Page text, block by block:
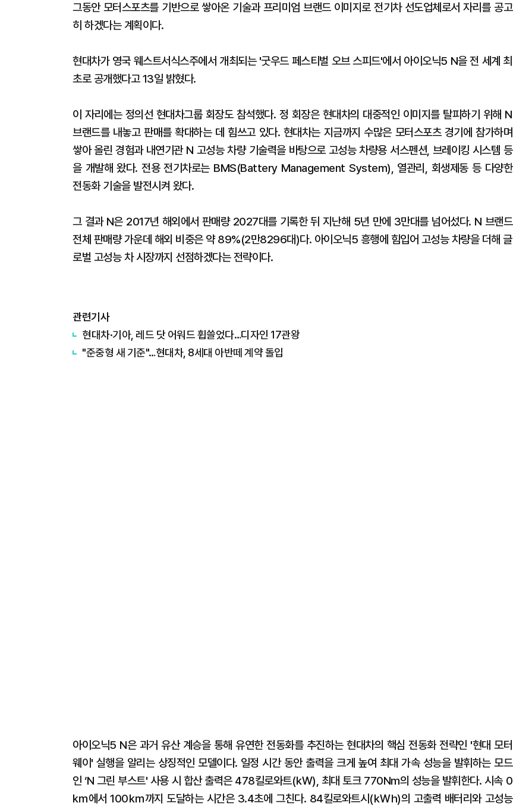
그동안 모터스포츠를 기반으로 쌓아온 기술과 프리미엄 브랜드 이미지로 전기차 선도업체로서 자리를 공고
히 하겠다는 계획이다.
현대차가 영국 웨스트서식스주에서 개최되는 '굿우드 페스티벌 오브 스피드'에서 아이오닉5 N을 전 세계 최
초로 공개했다고 13일 밝혔다.
이 자리에는 정의선 현대차그룹 회장도 참석했다. 정 회장은 현대차의 대중적인 이미지를 탈피하기 위해 N
브랜드를 내놓고 판매를 확대하는 데 힘쓰고 있다. 현대차는 지금까지 수많은 모터스포츠 경기에 참가하며
쌓아 올린 경험과 내연기관 N 고성능 차량 기술력을 바탕으로 고성능 차량용 서스펜션, 브레이킹 시스템 등
을 개발해 왔다. 전용 전기차로는 BMS(Battery Management System), 열관리, 회생제동 등 다양한
전동화 기술을 발전시켜 왔다.
그 결과 N은 2017년 해외에서 판매량 2027대를 기록한 뒤 지난해 5년 만에 3만대를 넘어섰다. N 브랜드
전체 판매량 가운데 해외 비중은 약 89%(2만8296대)다. 아이오닉5 흥행에 힘입어 고성능 차량을 더해 글
로벌 고성능 차 시장까지 선점하겠다는 전략이다.
관련기사
현대차·기아, 레드 닷 어워드 휩쓸었다…디자인 17관왕
"준중형 새 기준"…현대차, 8세대 아반떼 계약 돌입
아이오닉5 N은 과거 유산 계승을 통해 유연한 전동화를 추진하는 현대차의 핵심 전동화 전략인 '현대 모터
웨이' 실행을 알리는 상징적인 모델이다. 일정 시간 동안 출력을 크게 높여 최대 가속 성능을 발휘하는 모드
인 ‘N 그린 부스트' 사용 시 합산 출력은 478킬로와트(㎾), 최대 토크 770Nm의 성능을 발휘한다. 시속 0
㎞에서 100㎞까지 도달하는 시간은 3.4초에 그친다. 84킬로와트시(㎾h)의 고출력 배터리와 고성능